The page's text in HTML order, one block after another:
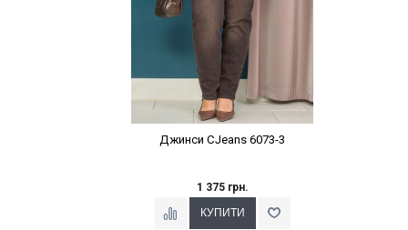
Джинси CJeans 6073-3
1 375 грн.